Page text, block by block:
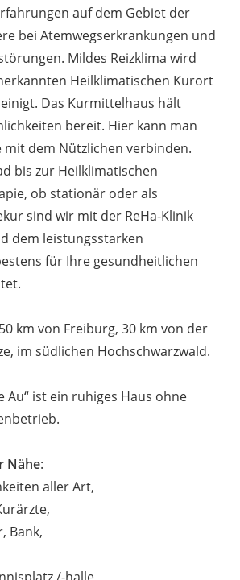
auf dem Gebiet der
bei Atemwegserkrankungen und
Mildes Reizklima wird
Heilklimatischen Kurort
Das Kurmittelhaus hält
bereit. Hier kann man
mit dem Nützlichen verbinden.
bis zur Heilklimatischen
ob stationär oder als
sind wir mit der ReHa-Klinik
dem leistungsstarken
für Ihre gesundheitlichen
km von Freiburg, 30 km von der
im südlichen Hochschwarzwald.
Au“ ist ein ruhiges Haus ohne
Nähe:
aller Art,
Bank,
/-halle,